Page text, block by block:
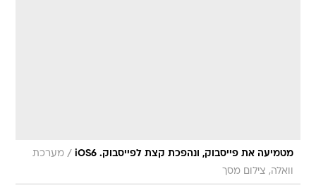
מטמיעה את פייסבוק, ונהפכת קצת לפייסבוק. iOS6 / מערכת
וואלה, צילום מסך